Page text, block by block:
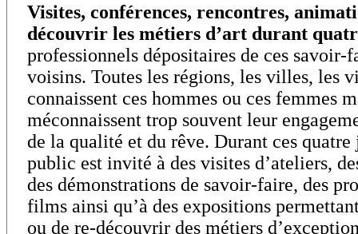
Visites, conférences, rencontres,
découvrir les métiers d’art durant
professionnels dépositaires de ces savoir-
voisins. Toutes les régions, les villes, les
connaissent ces hommes ou ces femmes
méconnaissent trop souvent leur
de la qualité et du rêve. Durant ces quatre
public est invité à des visites d’ateliers,
des démonstrations de savoir-faire, des
films ainsi qu’à des expositions
ou de re-découvrir des métiers